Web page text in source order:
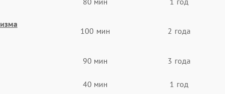
100 мин 2 года
90 мин 3 года
40 мин 1 год